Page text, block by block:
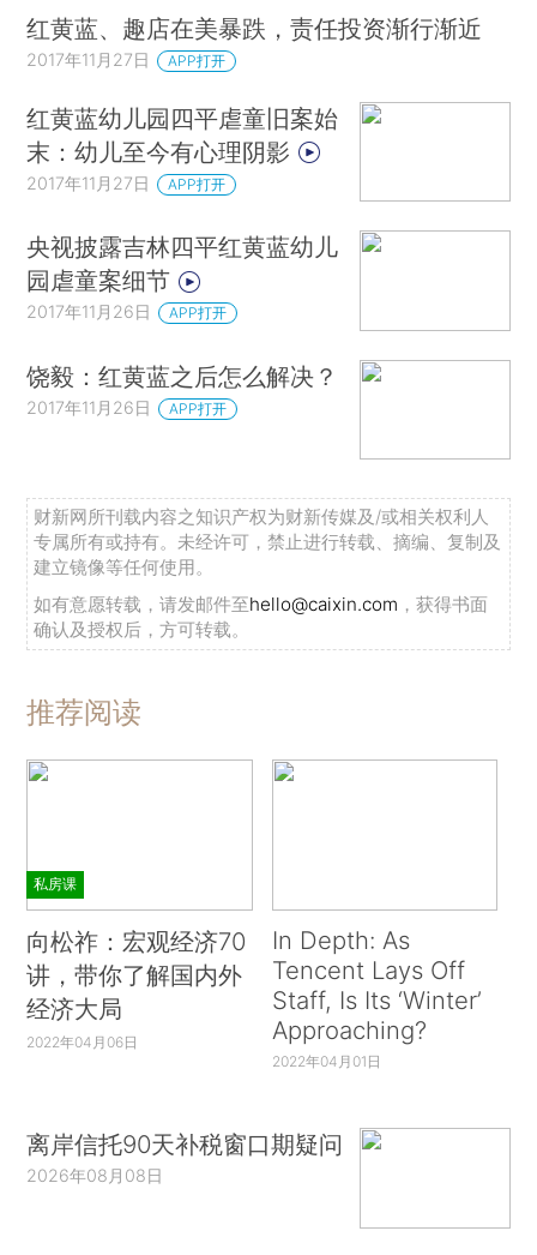
红黄蓝、趣店在美暴跌，责任投资渐行渐近
2017年11月27日 APP打开
红黄蓝幼儿园四平虐童旧案始
末：幼儿至今有心理阴影
2017年11月27日 APP打开
央视披露吉林四平红黄蓝幼儿
园虐童案细节
2017年11月26日 APP打开
饶毅：红黄蓝之后怎么解决？
2017年11月26日 APP打开
财新网所刊载内容之知识产权为财新传媒及/或相关权利人
专属所有或持有。未经许可，禁止进行转载、摘编、复制及
建立镜像等任何使用。
如有意愿转载，请发邮件至hello@caixin.com ，获得书面
确认及授权后，方可转载。
推荐阅读
私房课
向松祚：宏观经济70
讲，带你了解国内外
经济大局
2022年04月06日
In Depth: As
Tencent Lays Off
Staff, Is Its ‘Winter’
Approaching?
2022年04月01日
离岸信托90天补税窗口期疑问
2026年08月08日